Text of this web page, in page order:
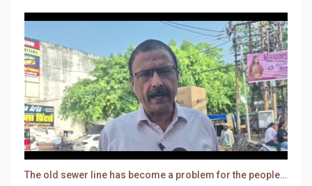
The old sewer line has become a problem for the people. Sewer water is entering people's houses.